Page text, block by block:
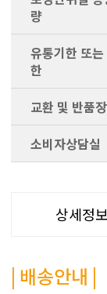
량
유통기한 또
한
교환 및 반품
소비자상담실
상세정
| 배송안내 |